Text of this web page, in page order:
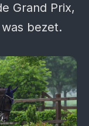
Grand Prix,
bezet.